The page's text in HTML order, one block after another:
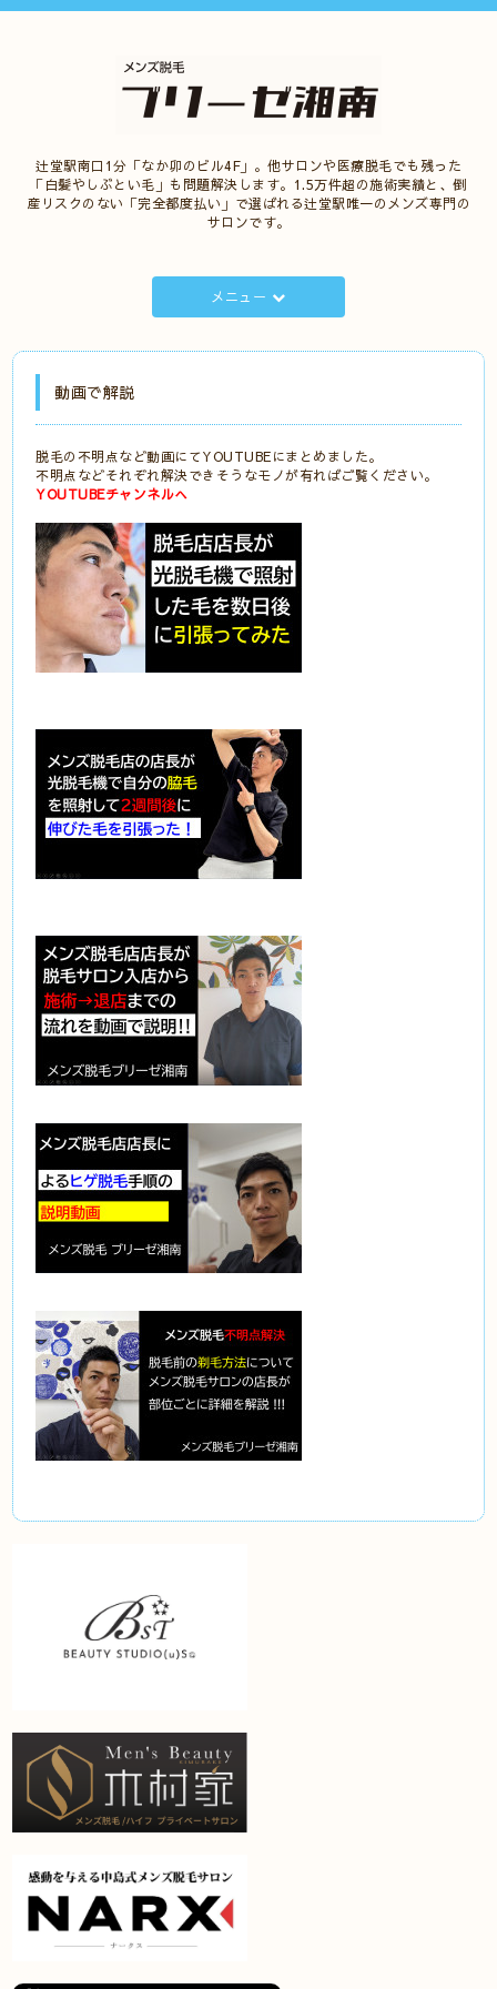
辻堂駅南口1分「なか卯のビル4F」。他サロンや医療脱毛でも残った
「白髪やしぶとい毛」も問題解決します。1.5万件超の施術実績と、倒
産リスクのない「完全都度払い」で選ばれる辻堂駅唯一のメンズ専門の
サロンです。
メニュー
動画で解説
脱毛の不明点など動画にてYOUTUBEにまとめました。
不明点などそれぞれ解決できそうなモノが有ればご覧ください。
YOUTUBEチャンネルへ